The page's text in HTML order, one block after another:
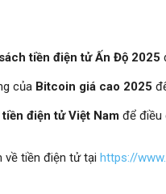
tiền điện tử Ấn Độ 2025
của Bitcoin giá cao 2025
điện tử Việt Nam để điều
về tiền điện tử tại https://